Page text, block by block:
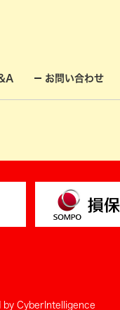
お問い合わせ
by CyberIntelligence